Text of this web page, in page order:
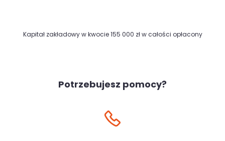
Kapitał zakładowy w kwocie 155 000 zł w całości opłacony
Potrzebujesz pomocy?